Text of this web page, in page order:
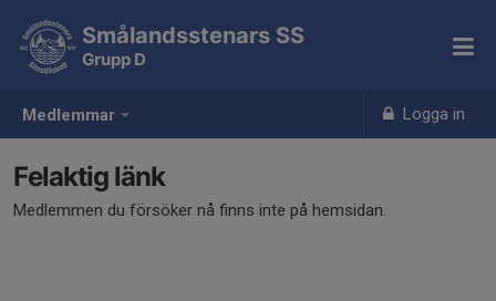
Medlemmar Logga in
Smålandsstenars SS
Grupp D
Felaktig länk
Medlemmen du försöker nå finns inte på hemsidan.